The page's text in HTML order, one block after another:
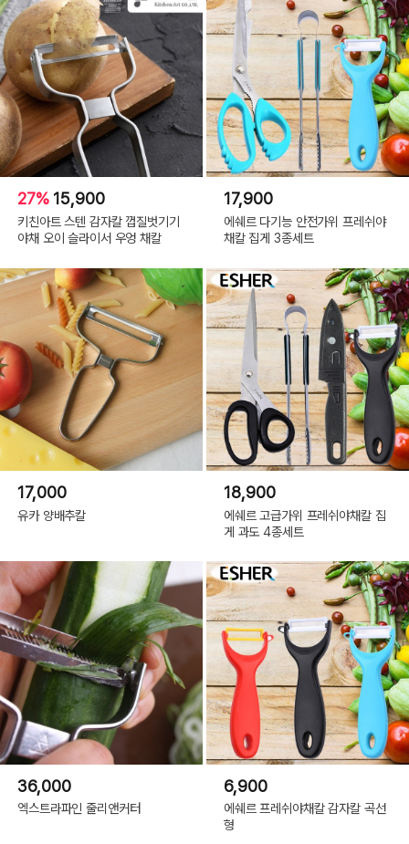
27% 15,900
키친아트 스텐 감자칼 껍질벗기기
야채 오이 슬라이서 우엉 채칼
17,900
에쉐르 다기능 안전가위 프레쉬야
채칼 집게 3종세트
17,000
유카 양배추칼
18,900
에쉐르 고급가위 프레쉬야채칼 집
게 과도 4종세트
36,000
엑스트라파인 줄리앤커터
6,900
에쉐르 프레쉬야채칼 감자칼 곡선
형